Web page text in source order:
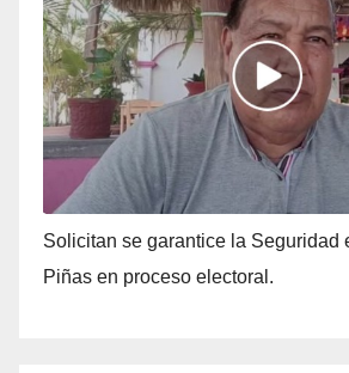
Solicitan se garantice la Seguridad
Piñas en proceso electoral.